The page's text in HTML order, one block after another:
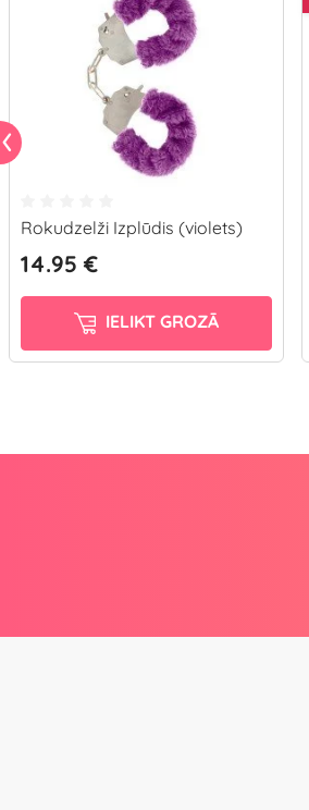
Rokudzelži Izplūdis (violets)
14.95 €
IELIKT GROZĀ